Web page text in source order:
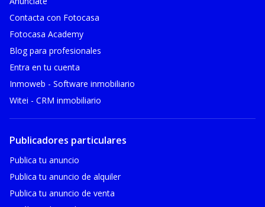
Contacta con Fotocasa
Fotocasa Academy
Blog para profesionales
Entra en tu cuenta
Inmoweb - Software inmobiliario
Witei - CRM inmobiliario
Publicadores particulares
Publica tu anuncio
Publica tu anuncio de alquiler
Publica tu anuncio de venta